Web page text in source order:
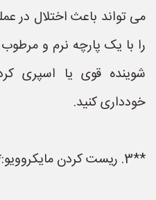
می تواند باعث اختلال در
را با یک پارچه نرم و مرطوب
شوینده قوی یا اسپری
خودداری کنید.
**3. ریست کردن مایکروویو:**